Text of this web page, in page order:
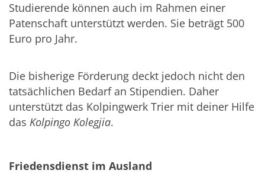
Studierende können auch im Rahmen einer
Patenschaft unterstützt werden. Sie beträgt 500
Euro pro Jahr.
Die bisherige Förderung deckt jedoch nicht den
tatsächlichen Bedarf an Stipendien. Daher
unterstützt das Kolpingwerk Trier mit deiner Hilfe
das Kolpingo Kolegjia.
Friedensdienst im Ausland